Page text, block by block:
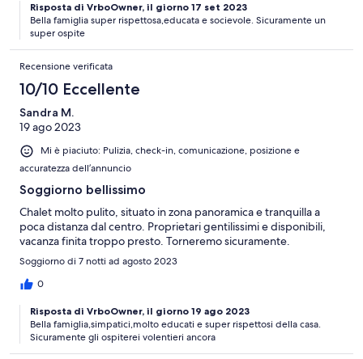
Risposta di VrboOwner, il giorno 17 set 2023
Bella famiglia super rispettosa,educata e socievole. Sicuramente un
super ospite
Recensione verificata
10/10 Eccellente
Sandra M.
19 ago 2023
Mi è piaciuto: Pulizia, check-in, comunicazione, posizione e
accuratezza dell’annuncio
Soggiorno bellissimo
Chalet molto pulito, situato in zona panoramica e tranquilla a
poca distanza dal centro. Proprietari gentilissimi e disponibili,
vacanza finita troppo presto. Torneremo sicuramente.
Soggiorno di 7 notti ad agosto 2023
0
Risposta di VrboOwner, il giorno 19 ago 2023
Bella famiglia,simpatici,molto educati e super rispettosi della casa.
Sicuramente gli ospiterei volentieri ancora